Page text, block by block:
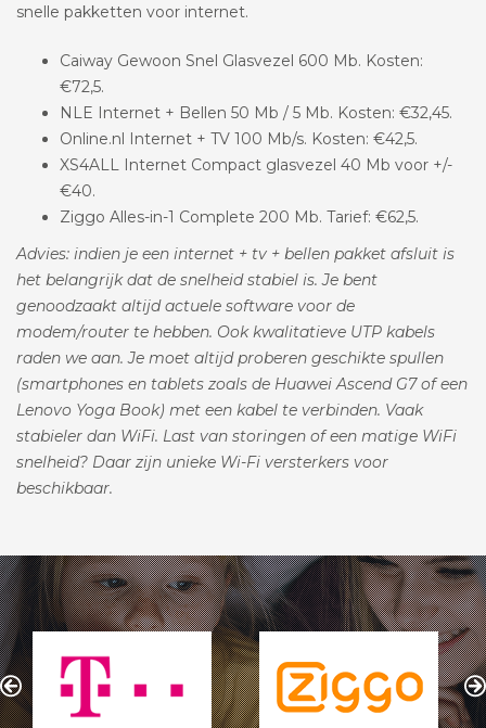
snelle pakketten voor internet.
Caiway Gewoon Snel Glasvezel 600 Mb. Kosten:
€72,5.
NLE Internet + Bellen 50 Mb / 5 Mb. Kosten: €32,45.
Online.nl Internet + TV 100 Mb/s. Kosten: €42,5.
XS4ALL Internet Compact glasvezel 40 Mb voor +/-
€40.
Ziggo Alles-in-1 Complete 200 Mb. Tarief: €62,5.
Advies: indien je een internet + tv + bellen pakket afsluit is
het belangrijk dat de snelheid stabiel is. Je bent
genoodzaakt altijd actuele software voor de
modem/router te hebben. Ook kwalitatieve UTP kabels
raden we aan. Je moet altijd proberen geschikte spullen
(smartphones en tablets zoals de Huawei Ascend G7 of een
Lenovo Yoga Book) met een kabel te verbinden. Vaak
stabieler dan WiFi. Last van storingen of een matige WiFi
snelheid? Daar zijn unieke Wi-Fi versterkers voor
beschikbaar.